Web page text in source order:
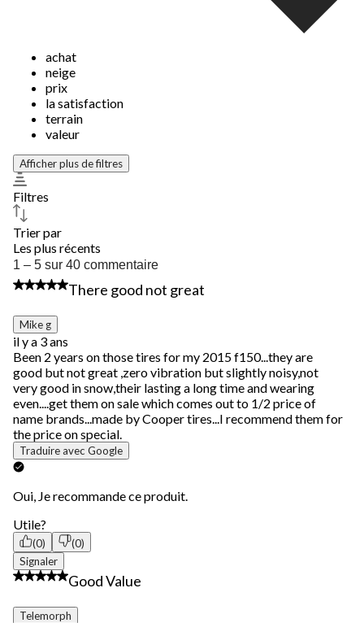
achat
neige
prix
la satisfaction
terrain
valeur
Afficher plus de filtres
Filtres
Trier par
Les plus récents
1
à
5
40
commentaire.
1 – 5 sur 40 commentaire
3 étoile(s) sur 5.
There good not great
Mike g
il y a 3 ans
Been 2 years on those tires for my 2015 f150...they are
good but not great ,zero vibration but slightly noisy,not
very good in snow,their lasting a long time and wearing
even....get them on sale which comes out to 1/2 price of
name brands...made by Cooper tires...I recommend them for
the price on special.
Traduire avec Google
Oui, Je recommande ce produit.
Utile?
(0)
(0)
Signaler
4 étoile(s) sur 5.
Good Value
Telemorph